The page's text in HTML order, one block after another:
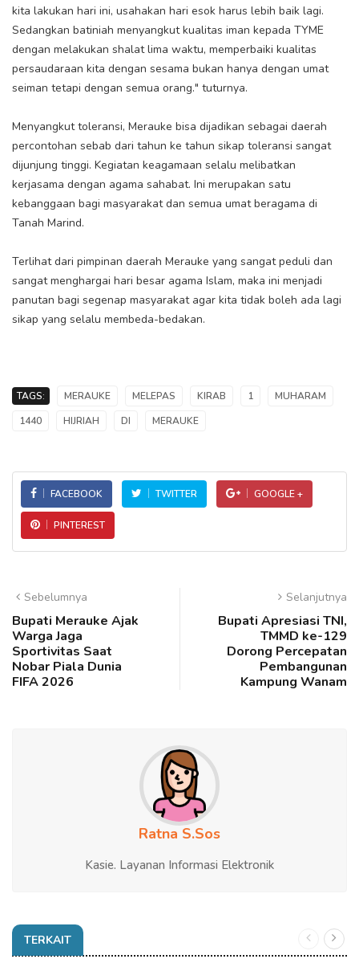
kita lakukan hari ini, usahakan hari esok harus lebih baik lagi.
Sedangkan batiniah menyangkut kualitas iman kepada TYME
dengan melakukan shalat lima waktu, memperbaiki kualitas
persaudaraan kita dengan sesama bukan hanya dengan umat
seiman tetapi dengan semua orang." tuturnya.
Menyangkut toleransi, Merauke bisa dijadikan sebagai daerah
percontohan sebab dari tahun ke tahun sikap toleransi sangat
dijunjung tinggi. Kegiatan keagamaan selalu melibatkan
kerjasama dengan agama sahabat. Ini merupakan satu
kebanggaan bagi masyarakat dan semua umat beragama di
Tanah Marind.
Terlihat dari pimpinan daerah Merauke yang sangat peduli dan
sangat menghargai hari besar agama Islam, maka ini menjadi
panutan bagi segenap masyarakat agar kita tidak boleh ada lagi
sikap yang selalu membeda-bedakan.
TAGS: MERAUKE MELEPAS KIRAB 1
MUHARAM
1440
HIJRIAH DI MERAUKE
FACEBOOK TWITTER GOOGLE +
PINTEREST
Sebelumnya
Bupati Merauke Ajak
Warga Jaga
Sportivitas Saat
Nobar Piala Dunia
FIFA 2026
Selanjutnya
Bupati Apresiasi TNI,
TMMD ke-129
Dorong Percepatan
Pembangunan
Kampung Wanam
Ratna S.Sos
Kasie. Layanan Informasi Elektronik
TERKAIT